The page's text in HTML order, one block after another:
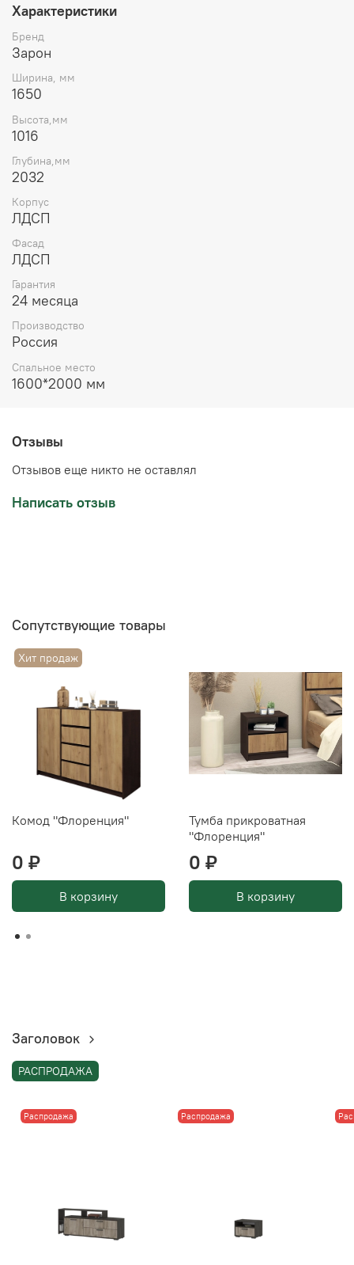
Характеристики
Бренд
Зарон
Ширина, мм
1650
Высота,мм
1016
Глубина,мм
2032
Корпус
ЛДСП
Фасад
ЛДСП
Гарантия
24 месяца
Производство
Россия
Спальное место
1600*2000 мм
Отзывы
Отзывов еще никто не оставлял
Написать отзыв
Сопутствующие товары
Хит продаж
Комод "Флоренция"
0 ₽
В корзину
Тумба прикроватная
"Флоренция"
0 ₽
В корзину
Заголовок
РАСПРОДАЖА
Распродажа Распродажа